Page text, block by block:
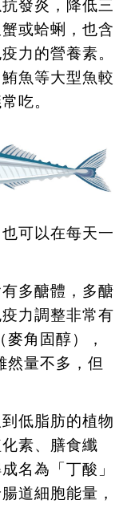
發炎，降低三
或蛤蜊，也含
力的營養素。
魚等大型魚較
吃。
可以在每天一
多醣體，多醣
力調整非常有
（麥角固醇），
然量不多，但
低脂肪的植物
素、膳食纖
名為「丁酸」
道細胞能量，